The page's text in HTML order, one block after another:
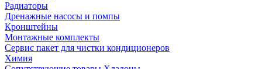
Радиаторы
Дренажные насосы и помпы
Кронштейны
Монтажные комплекты
Сервис пакет для чистки кондиционеров
Химия